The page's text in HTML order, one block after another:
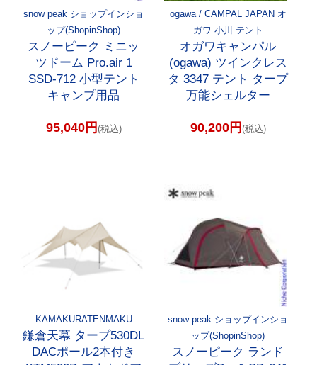
snow peak ショップインショ
ップ(ShopinShop)
スノーピーク ミニッ
ツドーム Pro.air 1
SSD-712 小型テント
キャンプ用品
95,040円 (税込)
ogawa / CAMPAL JAPAN オ
ガワ 小川 テント
オガワキャンパル
(ogawa) ツインクレス
タ 3347 テント タープ
万能シェルター
90,200円 (税込)
KAMAKURATENMAKU
鎌倉天幕 タープ530DL
DACポール2本付き
snow peak ショップインショ
ップ(ShopinShop)
スノーピーク ランド